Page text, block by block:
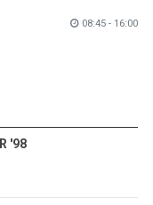
08:45 - 16:00
'98